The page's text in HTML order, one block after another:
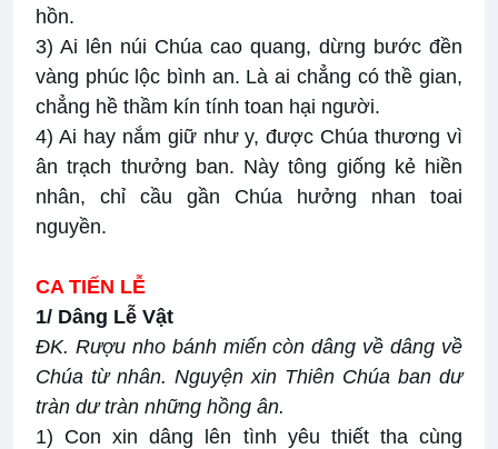
hồn.
3) Ai lên núi Chúa cao quang, dừng bước đền
vàng phúc lộc bình an. Là ai chẳng có thề gian,
chẳng hề thầm kín tính toan hại người.
4) Ai hay nắm giữ như y, được Chúa thương vì
ân trạch thưởng ban. Này tông giống kẻ hiền
nhân, chỉ cầu gần Chúa hưởng nhan toai
nguyền.
CA TIẾN LỄ
1/ Dâng Lễ Vật
ĐK. Rượu nho bánh miến còn dâng về dâng về
Chúa từ nhân. Nguyện xin Thiên Chúa ban dư
tràn dư tràn những hồng ân.
1) Con xin dâng lên tình yêu thiết tha cùng